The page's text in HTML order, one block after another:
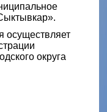
осуществляет
округа